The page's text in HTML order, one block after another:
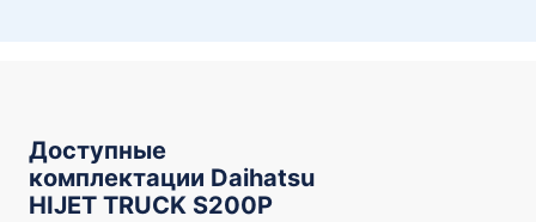
Доступные
комплектации Daihatsu
HIJET TRUCK S200P